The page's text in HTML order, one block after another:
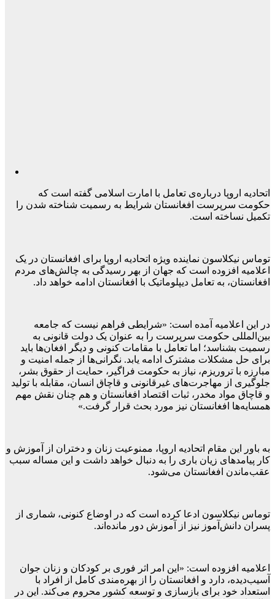
اتحادیه اروپا درباره‌ی تعامل با امارت اسلامی گفته است که
حکومت سرپرست افغانستان شرایط به رسمیت شناخته شدن را
تکمیل نساخته است.
توماس نیکلاسون نماینده ویژه اتحادیه اروپا برای افغانستان در یک
اعلامیه افزوده است که جهان از بهر رسیدگی به چالش‌های مردم
افغانستان، به تعامل دیپلوماتیک با افغانستان ادامه خواهد داد.
در این اعلامیه آمده است: «شرایطی فراهم نیست که جامعه
بین‌المللی حکومت سرپرست را به عنوان یک دولت قانونی به
رسمیت بشناسد؛ اما تعامل با مقامات کنونی و دیگر افغان‌ها باید
برای حل مشکلات مشترک ادامه یابد. نگرانی‌ها از جمله امنیت و
مبارزه با تروریزم، نیاز به حکومت فراگیر، حمایت از حقوق بشر،
جلوگیری از مهاجرت‌های غیرقانونی و قاچاق انسان، مقابله با تولید
و قاچاق مواد مخدر، ثبات اقتصاد افغانستان و هم چنان نقش مهم
همسایه‌ها افغانستان نیز مورد بحث قرار گرفت.»
به باور این مقام اتحادیه اروپا، ممنوعیت زنان و دختران از آموزش و
کار پیامدهای زیان باری را به دنبال خواهد داشت و این مساله سبب
عقب‌ماندن افغانستان می‌شود.
توماس نیکلاسون ادعا کرده است که در اوضاع کنونی، شماری از
پسران دانش‌آموز نیز از آموزش دور مانده‌اند.
اعلامیه افزوده است: «این امر اثر فوری بر کودکان و زنان جوان
آسیب‌دیده، دارد و افغانستان را از بهره‌مندی کامل از افراد با
استعداد خود برای بازسازی و توسعه کشور محروم می‌کند. این در